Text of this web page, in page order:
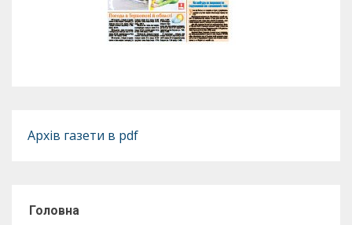
Архів газети в pdf
Головна